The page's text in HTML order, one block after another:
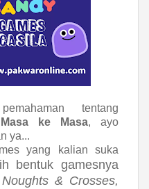
tentang
ke Masa, ayo
ya...
yang kalian suka
bentuk gamesnya
& Crosses,